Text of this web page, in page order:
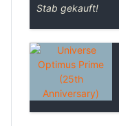
Stab gekauft!